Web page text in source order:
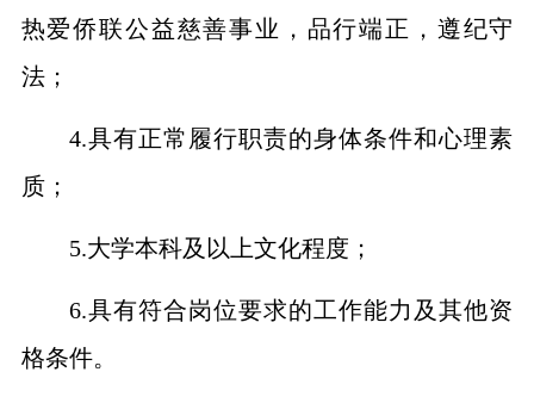
热爱侨联公益慈善事业 ， 品行端正，遵纪守
法；
4.具有正常履行职责的身体条件和心理素
质；
5.大学本科及以上文化程度；
6.具有符合岗位要求的工作能力 及其他资
格条件。